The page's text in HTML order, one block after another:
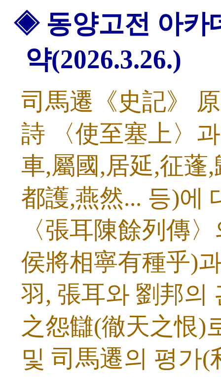
◈ 동양고전 아카
약(2026.3.26.)
司馬遷《史記》
詩 〈使至塞上〉
車,屬國,居延,征蓬
都護,燕然... 등)에
〈張耳陳餘列傳
侯將相寧有種乎)
羽, 張耳와 劉邦의
之怨讎(徹天之恨)
및 司馬遷의 평가